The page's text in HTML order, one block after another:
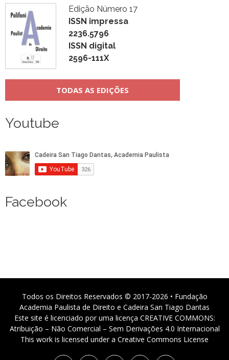
Edição Número 17
ISSN impressa
2236.5796
ISSN digital
2596-111X
TODAS AS EDIÇÕES
Youtube
Facebook
Todos os Direitos Reservados © 2017-2026 • Fundação
Academia Paulista de Direito e Cadeira San Tiago Dantas
Este site é licenciado por uma licença CREATIVE COMMONS:
Atribuição – Não Comercial – Sem Derivações 4.0 Internacional
This work is licensed under a Creative Commons License